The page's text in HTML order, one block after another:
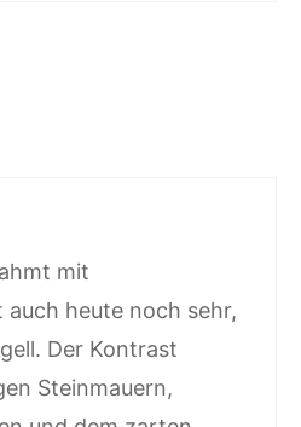
mit
auch heute noch sehr,
Der Kontrast
Steinmauern,